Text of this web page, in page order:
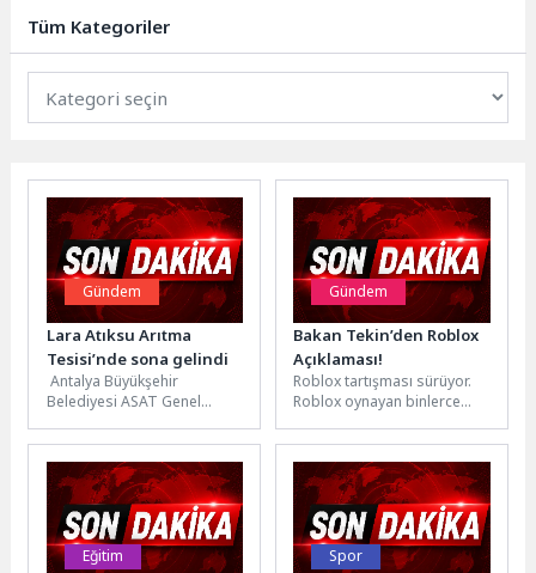
Tüm Kategoriler
Gündem
Lara Atıksu Arıtma
Tesisi’nde sona gelindi
Antalya Büyükşehir
Belediyesi ASAT Genel
Arıtma Tesisi’nin
kapasitesini iki katına
çıkaracak dev...
Gündem
Bakan Tekin’den Roblox
Açıklaması!
Roblox tartışması sürüyor.
Roblox oynayan binlerce
tepki gösterirken, MEB Yusuf
Tekin, Roblox...
Eğitim Spor